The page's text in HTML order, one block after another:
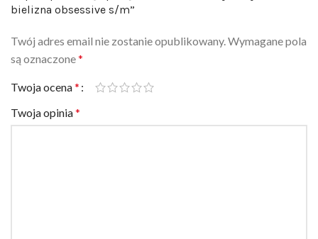
bielizna obsessive s/m”
Twój adres email nie zostanie opublikowany. Wymagane pola
są oznaczone*
Twoja ocena*
Twoja opinia*